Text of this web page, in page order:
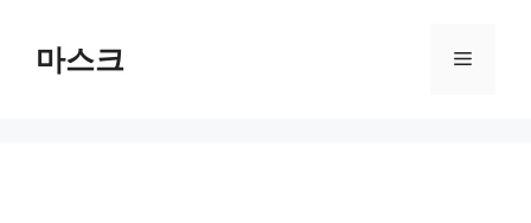
마스크 메